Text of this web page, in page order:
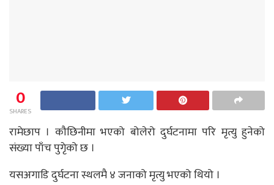
0
SHARES
रामेछाप । कौछिनीमा भएको बोलेरो दुर्घटनामा परि मृत्यु हुनेको
संख्या पाँच पुगेृको छ ।
यसअगाडि दुर्घटना स्थलमै ४ जनाको मृत्यु भएको थियो ।